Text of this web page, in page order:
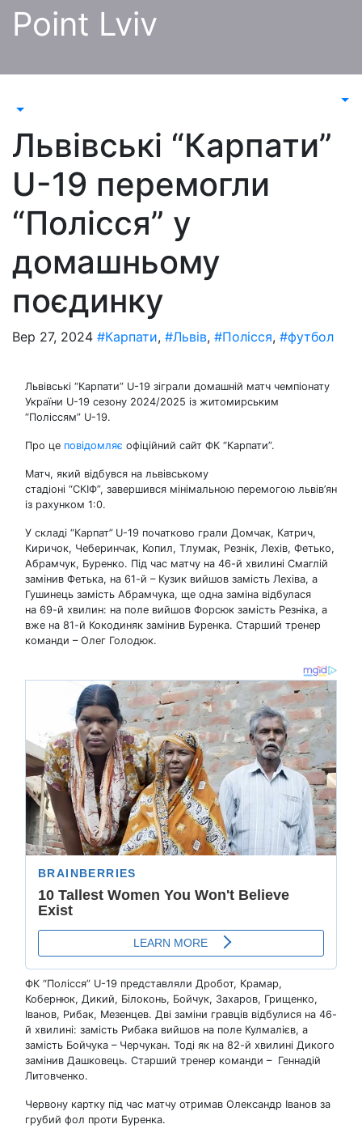
Перейти
Point Lviv
Львівські “Карпати”
U-19 перемогли
“Полісся” у
домашньому
поєдинку
Вер 27, 2024 #Карпати, #Львів, #Полісся, #футбол
Львівські “Карпати” U-19 зіграли домашній матч чемпіонату
України U-19 сезону 2024/2025 із житомирським
“Поліссям” U-19.
Про це повідомляє офіційний сайт ФК “Карпати”.
Матч, який відбувся на львівському
стадіоні “СКІФ”, завершився мінімальною перемогою львів’ян
із рахунком 1:0.
У складі “Карпат” U-19 початково грали Домчак, Катрич,
Киричок, Чеберинчак, Копил, Тлумак, Резнік, Лехів, Фетько,
Абрамчук, Буренко. Під час матчу на 46-й хвилині Смаглій
замінив Фетька, на 61-й – Кузик вийшов замість Лехіва, а
Гушинець замість Абрамчука, ще одна заміна відбулася
на 69-й хвилин: на поле вийшов Форсюк замість Резніка, а
вже на 81-й Кокодиняк замінив Буренка. Старший тренер
команди – Олег Голодюк.
ФК “Полісся” U-19 представляли Дробот, Крамар,
Кобернюк, Дикий, Білоконь, Бойчук, Захаров, Грищенко,
Іванов, Рибак, Мезенцев. Дві заміни гравців відбулися на 46-
й хвилині: замість Рибака вийшов на поле Кулмалієв, а
замість Бойчука – Черчукан. Тоді як на 82-й хвилині Дикого
замінив Дашковець. Старший тренер команди – Геннадій
Литовченко.
Червону картку під час матчу отримав Олександр Іванов за
грубий фол проти Буренка.